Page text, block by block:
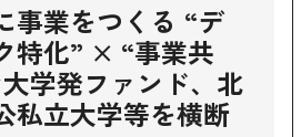
事業をつくる “デ
特化” × “事業共
学発ファンド、北
私立大学等を横断